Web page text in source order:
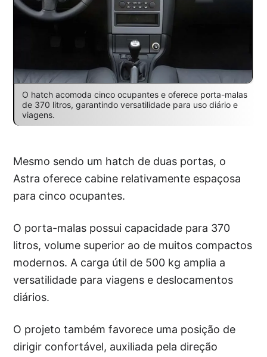
O hatch acomoda cinco ocupantes e oferece porta-malas
de 370 litros, garantindo versatilidade para uso diário e
viagens.
Mesmo sendo um hatch de duas portas, o
Astra oferece cabine relativamente espaçosa
para cinco ocupantes.
O porta-malas possui capacidade para 370
litros, volume superior ao de muitos compactos
modernos. A carga útil de 500 kg amplia a
versatilidade para viagens e deslocamentos
diários.
O projeto também favorece uma posição de
dirigir confortável, auxiliada pela direção